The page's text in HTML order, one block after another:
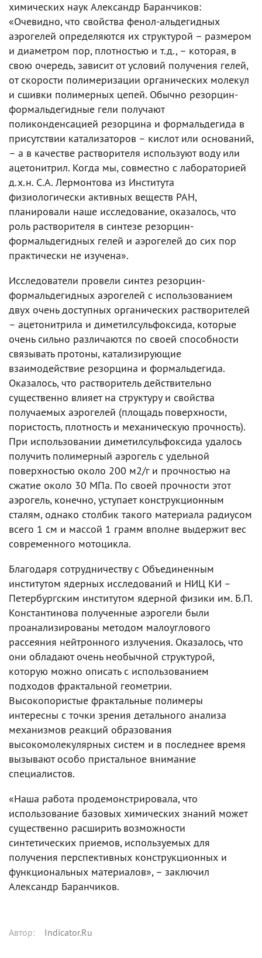
химических наук Александр Баранчиков:
«Очевидно, что свойства фенол-альдегидных
аэрогелей определяются их структурой – размером
и диаметром пор, плотностью и т.д., – которая, в
свою очередь, зависит от условий получения гелей,
от скорости полимеризации органических молекул
и сшивки полимерных цепей. Обычно резорцин-
формальдегидные гели получают
поликонденсацией резорцина и формальдегида в
присутствии катализаторов – кислот или оснований,
– а в качестве растворителя используют воду или
ацетонитрил. Когда мы, совместно с лабораторией
д.х.н. С.А. Лермонтова из Института
физиологически активных веществ РАН,
планировали наше исследование, оказалось, что
роль растворителя в синтезе резорцин-
формальдегидных гелей и аэрогелей до сих пор
практически не изучена».
Исследователи провели синтез резорцин-
формальдегидных аэрогелей с использованием
двух очень доступных органических растворителей
– ацетонитрила и диметилсульфоксида, которые
очень сильно различаются по своей способности
связывать протоны, катализирующие
взаимодействие резорцина и формальдегида.
Оказалось, что растворитель действительно
существенно влияет на структуру и свойства
получаемых аэрогелей (площадь поверхности,
пористость, плотность и механическую прочность).
При использовании диметилсульфоксида удалось
получить полимерный аэрогель с удельной
поверхностью около 200 м2/г и прочностью на
сжатие около 30 МПа. По своей прочности этот
аэрогель, конечно, уступает конструкционным
сталям, однако столбик такого материала радиусом
всего 1 см и массой 1 грамм вполне выдержит вес
современного мотоцикла.
Благодаря сотрудничеству с Объединенным
институтом ядерных исследований и НИЦ КИ –
Петербургским институтом ядерной физики им. Б.П.
Константинова полученные аэрогели были
проанализированы методом малоуглового
рассеяния нейтронного излучения. Оказалось, что
они обладают очень необычной структурой,
которую можно описать с использованием
подходов фрактальной геометрии.
Высокопористые фрактальные полимеры
интересны с точки зрения детального анализа
механизмов реакций образования
высокомолекулярных систем и в последнее время
вызывают особо пристальное внимание
специалистов.
«Наша работа продемонстрировала, что
использование базовых химических знаний может
существенно расширить возможности
синтетических приемов, используемых для
получения перспективных конструкционных и
функциональных материалов», – заключил
Александр Баранчиков.
Автор: Indicator.Ru